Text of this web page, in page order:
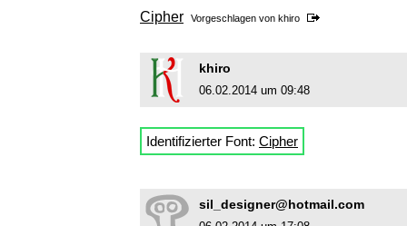
Cipher Vorgeschlagen von khiro
khiro
06.02.2014 um 09:48
Identifizierter Font: Cipher
sil_designer@hotmail.com